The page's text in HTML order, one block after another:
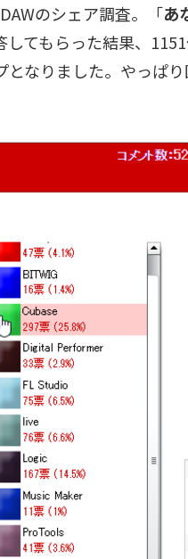
のシェア調査。「あ
てもらった結果、1151
なりました。やっぱ